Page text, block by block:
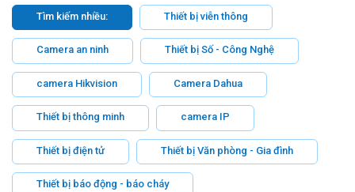
Tìm kiếm nhiều: Thiết bị viễn thông
Camera an ninh Thiết bị Số - Công Nghệ
camera Hikvision Camera Dahua
Thiết bị thông minh camera IP
Thiết bị điện tử Thiết bị Văn phòng - Gia đình
Thiết bị báo động - báo cháy